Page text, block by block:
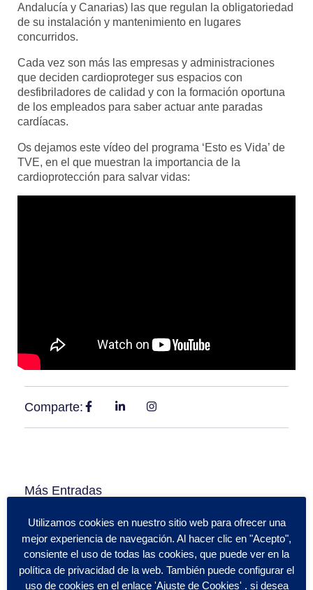
Andalucía y Canarias) las que regulan la obligatoriedad
de su instalación y mantenimiento en lugares
concurridos.
Cada vez son más las empresas y administraciones
que deciden cardioproteger sus espacios con
desfibriladores de calidad y con la formación oportuna
de los empleados para saber actuar ante paradas
cardíacas.
Os dejamos este vídeo del programa ‘Esto es Vida’ de
TVE, en el que muestran la importancia de la
cardioprotección para salvar vidas:
Comparte:
Más Entradas
Utilizamos cookies en nuestro sitio web para ofrecer una
mejor experiencia de navegación. Al hacer clic en "Acepto",
consiente el uso de todas las cookies, que puede ver en la
política de privacidad de la web. También puede configurar el
uso de cookies en el enlace 'Ajuste de Cookies' . si desea